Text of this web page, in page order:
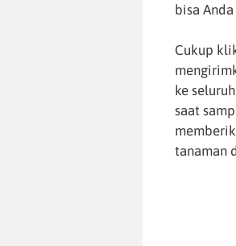
bisa
Cukup
ke
saat
tanaman